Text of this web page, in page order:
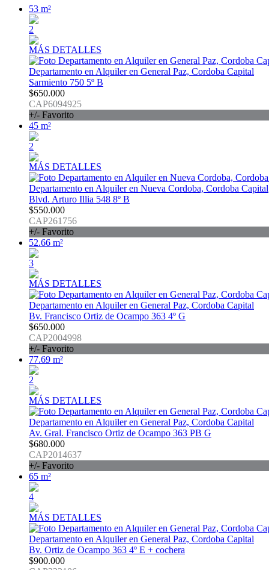
53 m²
2
MÁS DETALLES
Departamento en Alquiler en General Paz, Cordoba Capital
Sarmiento 750 5º B
$650.000
CAP6094925
+/- Favorito
45 m²
2
MÁS DETALLES
Departamento en Alquiler en Nueva Cordoba, Cordoba Capital
Blvd. Arturo Illia 548 8º B
$550.000
CAP261756
+/- Favorito
52.66 m²
3
MÁS DETALLES
Departamento en Alquiler en General Paz, Cordoba Capital
Bv. Francisco Ortiz de Ocampo 363 4º G
$650.000
CAP2004998
+/- Favorito
77.69 m²
2
MÁS DETALLES
Departamento en Alquiler en General Paz, Cordoba Capital
Av. Gral. Francisco Ortiz de Ocampo 363 PB G
$680.000
CAP2014637
+/- Favorito
65 m²
4
MÁS DETALLES
Departamento en Alquiler en General Paz, Cordoba Capital
Bv. Ortiz de Ocampo 363 4º E + cochera
$900.000